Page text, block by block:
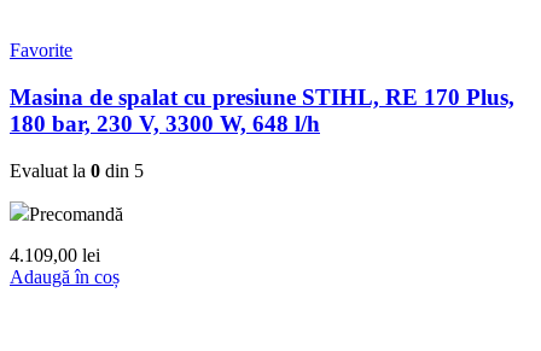
Favorite
Masina de spalat cu presiune STIHL, RE 170 Plus,
180 bar, 230 V, 3300 W, 648 l/h
Evaluat la 0 din 5
Precomandă
4.109,00 lei
Adaugă în coș